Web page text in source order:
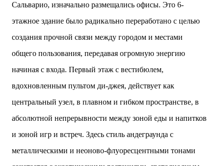
стремились объединить память о военном
прошлом участка с принц...
Сальварио, изначально размещались офисы. Это 6-
этажное здание было радикально переработано с целью
создания прочной связи между городом и местами
общего пользования, передавая огромную энергию
начиная с входа. Первый этаж с вестибюлем,
вдохновленным пультом ди-джея, действует как
центральный узел, в плавном и гибком пространстве, в
абсолютной непрерывности между зоной еды и напитков
и зоной игр и встреч. Здесь стиль андеграунда с
металлическими и неоново-флуоресцентными тонами